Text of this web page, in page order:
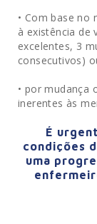
• Com base no
à existência de
excelentes, 3
consecutivos)
• por mudança
inerentes às
É
condições
uma